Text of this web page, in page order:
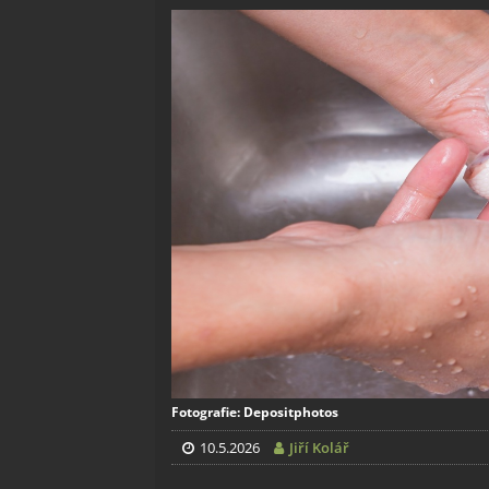
Fotografie: Depositphotos
10.5.2026 Jiří Kolář